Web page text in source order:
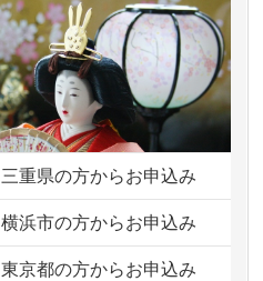
三重県の方からお申込み
横浜市の方からお申込み
東京都の方からお申込み